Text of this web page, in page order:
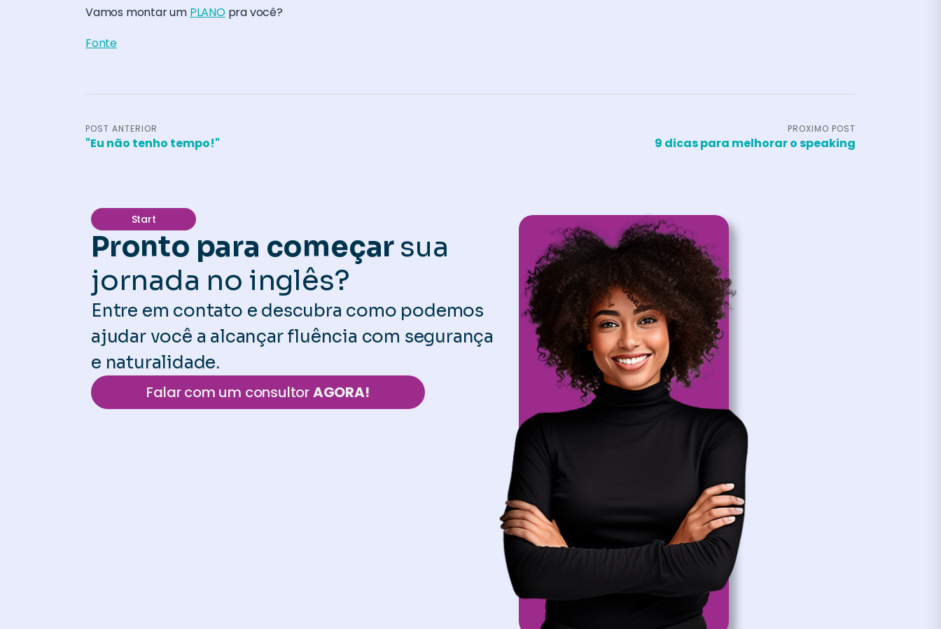
Vamos montar um PLANOpra você?
Fonte
POST ANTERIOR
"Eu não tenho tempo!"
PROXIMO POST
9 dicas para melhorar o speaking
Start
Pronto para começarsua
jornada no inglês?
Entre em contato e descubra como podemos
ajudar você a alcançar fluência com segurança
e naturalidade.
Falar com um consultorAGORA!